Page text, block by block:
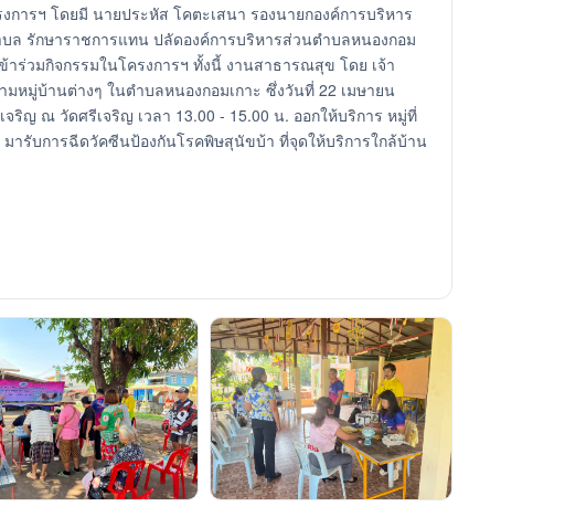
ารฯ โดยมี นายประหัส โคตะเสนา รองนายกองค์การบริหาร
ล รักษาราชการแทน ปลัดองค์การบริหารส่วนตำบลหนองกอม
ร่วมกิจกรรมในโครงการฯ ทั้งนี้ งานสาธารณสุข โดย เจ้า
มู่บ้านต่างๆ ในตำบลหนองกอมเกาะ ซึ่งวันที่ 22 เมษายน
ญ ณ วัดศรีเจริญ เวลา 13.00 - 15.00 น. ออกให้บริการ หมู่ที่
ารับการฉีดวัคซีนป้องกันโรคพิษสุนัขบ้า ที่จุดให้บริการใกล้บ้าน